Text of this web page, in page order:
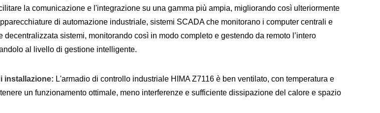
la comunicazione e l'integrazione su una gamma più ampia, migliorando così ulteriormente
di automazione industriale, sistemi SCADA che monitorano i computer centrali e
decentralizzata sistemi, monitorando così in modo completo e gestendo da remoto l’intero
al livello di gestione intelligente.
installazione: L'armadio di controllo industriale HIMA Z7116 è ben ventilato, con temperatura e
un funzionamento ottimale, meno interferenze e sufficiente dissipazione del calore e spazio